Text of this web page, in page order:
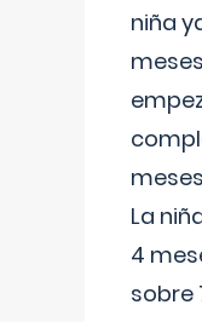
niña
La
4
sobre